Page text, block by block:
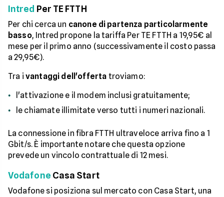
Intred Per TE FTTH
Per chi cerca un canone di partenza particolarmente
basso, Intred propone la tariffa Per TE FTTH a 19,95€ al
mese per il primo anno (successivamente il costo passa
a 29,95€).
Tra i vantaggi dell'offerta troviamo:
l'attivazione e il modem inclusi gratuitamente;
le chiamate illimitate verso tutti i numeri nazionali.
La connessione in fibra FTTH ultraveloce arriva fino a 1
Gbit/s. È importante notare che questa opzione
prevede un vincolo contrattuale di 12 mesi.
Vodafone Casa Start
Vodafone si posiziona sul mercato con Casa Start, una